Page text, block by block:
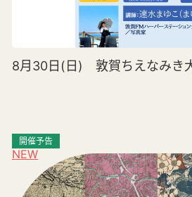
8月30日(日) 敦賀ちえなみき
NEW
開催予告